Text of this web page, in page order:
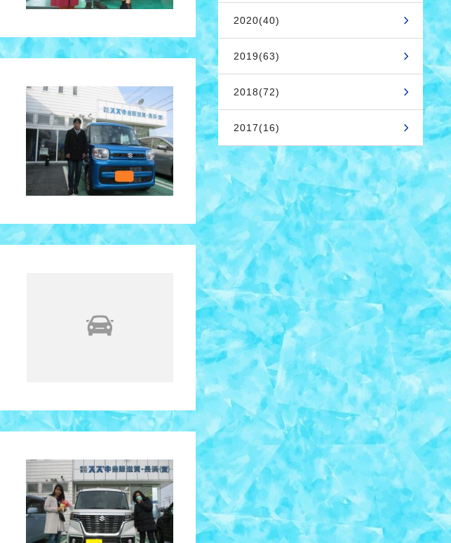
2020(40)
2019(63)
2018(72)
2017(16)